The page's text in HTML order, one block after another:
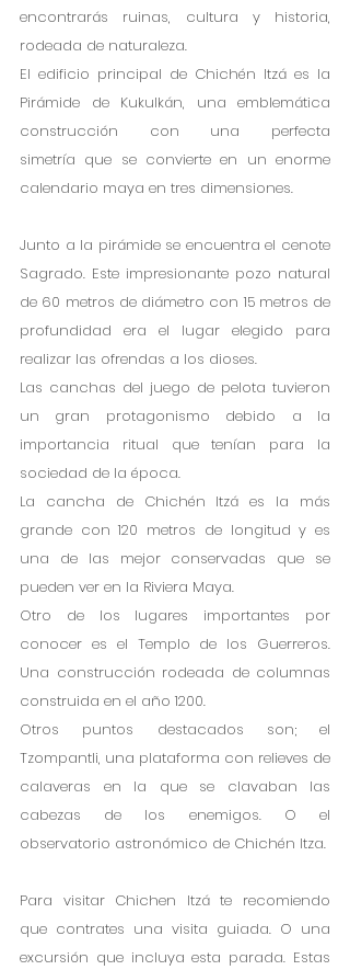
encontrarás ruinas, cultura y historia,
rodeada de naturaleza.
El edificio principal de Chichén Itzá es la
Pirámide de Kukulkán, una emblemática
construcción con una perfecta
simetría que se convierte en un enorme
calendario maya en tres dimensiones.
Junto a la pirámide se encuentra el cenote
Sagrado. Este impresionante pozo natural
de 60 metros de diámetro con 15 metros de
profundidad era el lugar elegido para
realizar las ofrendas a los dioses.
Las canchas del juego de pelota tuvieron
un gran protagonismo debido a la
importancia ritual que tenían para la
sociedad de la época.
La cancha de Chichén Itzá es la más
grande con 120 metros de longitud y es
una de las mejor conservadas que se
pueden ver en la Riviera Maya.
Otro de los lugares importantes por
conocer es el Templo de los Guerreros.
Una construcción rodeada de columnas
construida en el año 1200.
Otros puntos destacados son; el
Tzompantli, una plataforma con relieves de
calaveras en la que se clavaban las
cabezas de los enemigos. O el
observatorio astronómico de Chichén Itza.
Para visitar Chichen Itzá te recomiendo
que contrates una visita guiada. O una
excursión que incluya esta parada. Estas